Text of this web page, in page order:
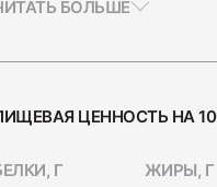
БОЛЬШЕ
ЦЕННОСТЬ НА
Г
ЖИРЫ, Г